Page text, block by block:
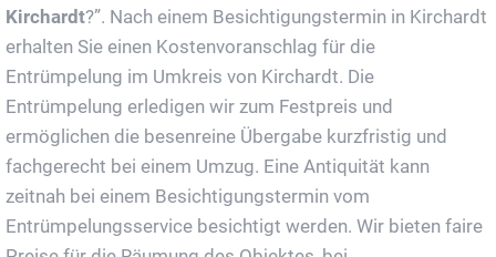
Kirchardt?”. Nach einem Besichtigungstermin in Kirchardt
erhalten Sie einen Kostenvoranschlag für die
Entrümpelung im Umkreis von Kirchardt. Die
Entrümpelung erledigen wir zum Festpreis und
ermöglichen die besenreine Übergabe kurzfristig und
fachgerecht bei einem Umzug. Eine Antiquität kann
zeitnah bei einem Besichtigungstermin vom
Entrümpelungsservice besichtigt werden. Wir bieten faire